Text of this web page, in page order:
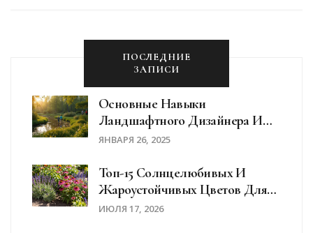
ПОСЛЕДНИЕ
ЗАПИСИ
Основные Навыки
Ландшафтного Дизайнера И
Как Их Развивать
ЯНВАРЯ 26, 2025
Топ-15 Солнцелюбивых И
Жароустойчивых Цветов Для
Сада: Список, Посадка И Уход
ИЮЛЯ 17, 2026